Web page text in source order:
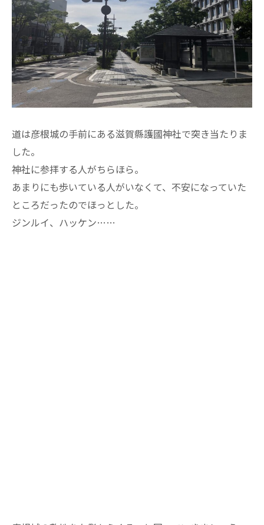
道は彦根城の手前にある滋賀縣護國神社で突き当たりま
した。
神社に参拝する人がちらほら。
あまりにも歩いている人がいなくて、不安になっていた
ところだったのでほっとした。
ジンルイ、ハッケン……